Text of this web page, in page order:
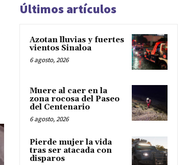
Últimos artículos
Azotan lluvias y fuertes
vientos Sinaloa
6 agosto, 2026
Muere al caer en la
zona rocosa del Paseo
del Centenario
6 agosto, 2026
Pierde mujer la vida
tras ser atacada con
disparos